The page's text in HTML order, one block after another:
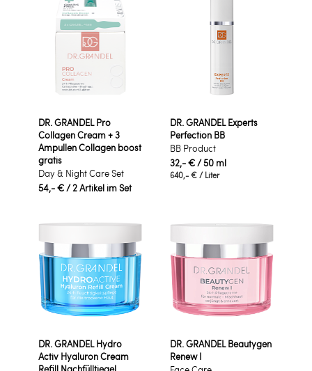
DR. GRANDEL Pro
Collagen Cream + 3
Ampullen Collagen boost
gratis
Day & Night Care Set
54,- €/ 2 Artikel im Set
DR. GRANDEL Experts
Perfection BB
BB Product
32,- €/ 50 ml
640,- € / Liter
DR. GRANDEL Hydro
Activ Hyaluron Cream
DR. GRANDEL Beautygen
Renew I